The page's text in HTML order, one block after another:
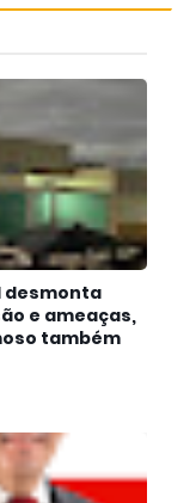
desmonta
e ameaças,
também